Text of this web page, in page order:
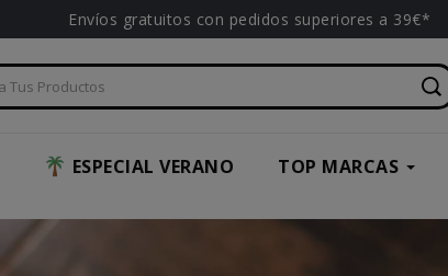
Envíos gratuitos con pedidos superiores a 39€*
ESPECIAL VERANO TOP MARCAS